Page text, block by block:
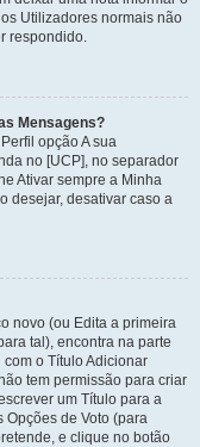
Utilizadores normais não
respondido.
Mensagens?
opção A sua
no [UCP], no separador
Ativar sempre a Minha
desejar, desativar caso a
novo (ou Edita a primeira
tal), encontra na parte
o Título Adicionar
tem permissão para criar
um Título para a
Opções de Voto (para
e clique no botão